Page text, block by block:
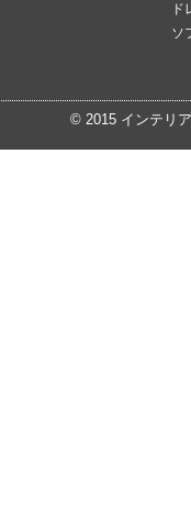
ド
ソ
© 2015 インテリ